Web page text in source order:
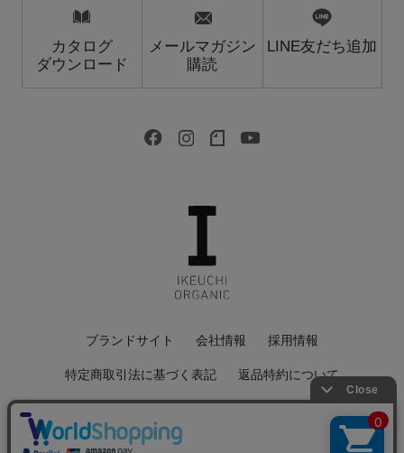
カタログ
ダウンロード
メールマガジン
購読
LINE友だち追加
ブランドサイト 会社情報 採用情報
特定商取引法に基づく表記 返品特約について